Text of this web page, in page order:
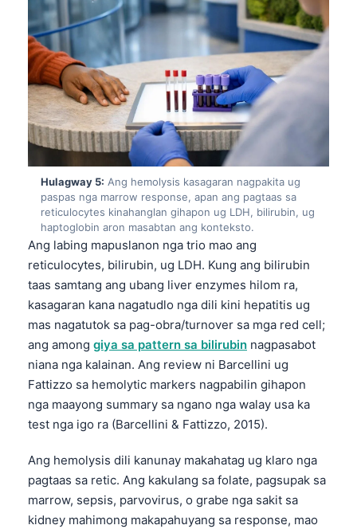
Hulagway 5: Ang hemolysis kasagaran nagpakita ug
paspas nga marrow response, apan ang pagtaas sa
reticulocytes kinahanglan gihapon ug LDH, bilirubin, ug
haptoglobin aron masabtan ang konteksto.
Ang labing mapuslanon nga trio mao ang
reticulocytes, bilirubin, ug LDH. Kung ang bilirubin
taas samtang ang ubang liver enzymes hilom ra,
kasagaran kana nagatudlo nga dili kini hepatitis ug
mas nagatutok sa pag-obra/turnover sa mga red cell;
ang among giya sa pattern sa bilirubin nagpasabot
niana nga kalainan. Ang review ni Barcellini ug
Fattizzo sa hemolytic markers nagpabilin gihapon
nga maayong summary sa ngano nga walay usa ka
test nga igo ra (Barcellini & Fattizzo, 2015).
Ang hemolysis dili kanunay makahatag ug klaro nga
pagtaas sa retic. Ang kakulang sa folate, pagsupak sa
marrow, sepsis, parvovirus, o grabe nga sakit sa
kidney mahimong makapahuyang sa response, mao
සිංහල
Galego
Македонски јазик
Euskara
Gàidhlig
Occitan
العربية المغربية
Afrikaans
Монгол
ພາສາລາວ
Basa Jawa
ئۇيغۇرچە
Кыргызча
Татар теле
Беларуская мова
Esperanto
Frysk
Ślōnskŏ gŏdka